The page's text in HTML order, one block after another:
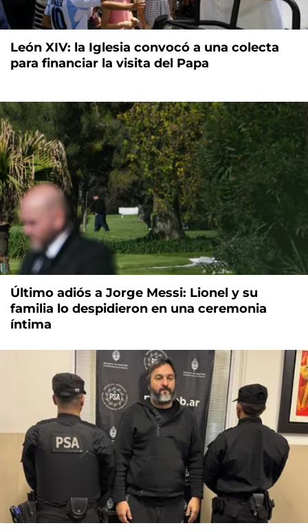
León XIV: la Iglesia convocó a una colecta
para financiar la visita del Papa
Último adiós a Jorge Messi: Lionel y su
familia lo despidieron en una ceremonia
íntima